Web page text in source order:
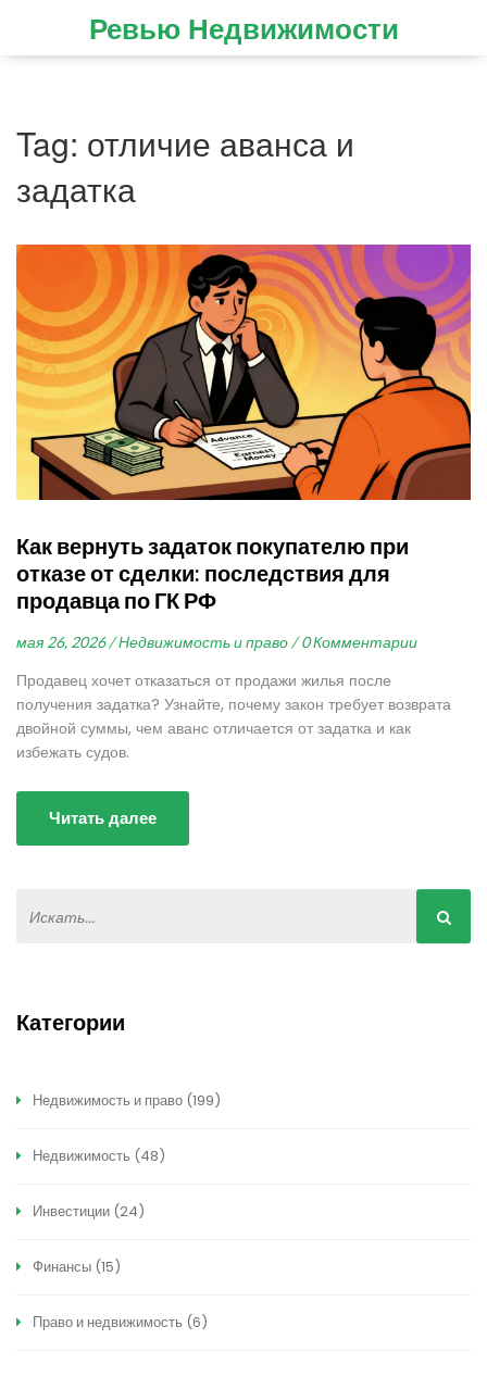
Ревью Недвижимости
Tag: отличие аванса и
задатка
Как вернуть задаток покупателю при
отказе от сделки: последствия для
продавца по ГК РФ
мая 26, 2026 / Недвижимость и право / 0 Комментарии
Продавец хочет отказаться от продажи жилья после
получения задатка? Узнайте, почему закон требует возврата
двойной суммы, чем аванс отличается от задатка и как
избежать судов.
Читать далее
Категории
Недвижимость и право (199)
Недвижимость (48)
Инвестиции (24)
Финансы (15)
Право и недвижимость (6)